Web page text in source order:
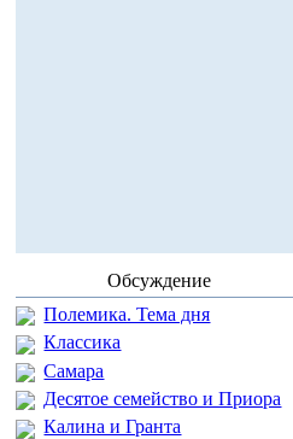
Обсуждение
Полемика. Тема дня
Классика
Самара
Десятое семейство и Приора
Калина и Гранта